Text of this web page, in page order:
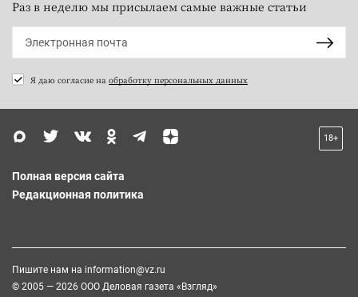
Раз в неделю мы присылаем самые важные статьи
Я даю согласие на обработку персональных данных
18+
Полная версия сайта
Редакционная политика
Пишите нам на information@vz.ru
© 2005 — 2026 ООО Деловая газета «Взгляд»